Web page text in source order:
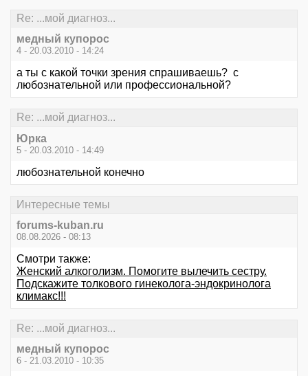
Re: ...мой диагноз...
медный купорос
4 - 20.03.2010 - 14:24
а ты с какой точки зрения спрашиваешь? с
любознательной или профессиональной?
Re: ...мой диагноз...
Юрка
5 - 20.03.2010 - 14:49
любознательной конечно
Интересные темы
forums-kuban.ru
08.08.2026 - 08:13
Смотри также:
Женский алкоголизм. Помогите вылечить сестру.
Подскажите толкового гинеколога-эндокринолога
климакс!!!
Re: ...мой диагноз...
медный купорос
6 - 21.03.2010 - 10:35